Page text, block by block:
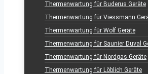
Thermenwartung für Buderus Geräte
Thermenwartung für Viessmann
Thermenwartung für Wolf Geräte
Thermenwartung für Saunier Duval
Thermenwartung für Nordgas Geräte
Thermenwartung für Löblich Geräte